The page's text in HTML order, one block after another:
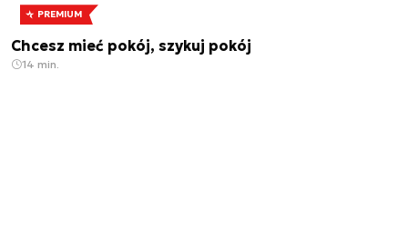
PREMIUM
Chcesz mieć pokój, szykuj pokój
14 min.